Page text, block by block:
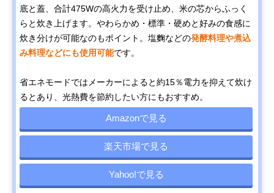
底と蓋、合計475Wの高火力を受け止め、米の芯からふっく
らと炊き上げます。やわらかめ・標準・硬めと好みの食感に
炊き分けが可能なのもポイント。塩麴などの発酵料理や煮込
み料理などにも使用可能です。
省エネモードではメーカーによると約15％電力を抑えて炊け
るとあり、光熱費を節約したい方にもおすすめ。
Amazonで見る
楽天市場で見る
Yahoo!で見る